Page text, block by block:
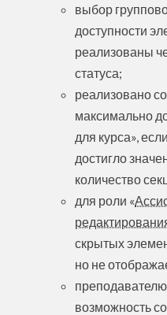
выбор
доступности
реализованы
статуса;
реализовано
максимально
для курса»,
достигло
количество
для роли «
скрытых
но не
возможность